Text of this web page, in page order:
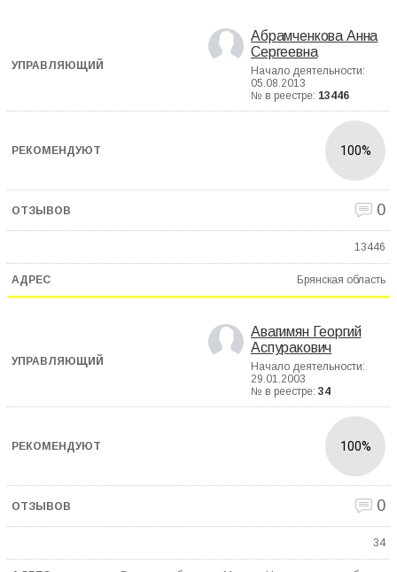
Абрамченкова Анна
Сергеевна
Начало деятельности:
05.08.2013
№ в реестре: 13446
100%
0
13446
Брянская область
Авагимян Георгий
Аспуракович
Начало деятельности:
29.01.2003
№ в реестре: 34
100%
0
34